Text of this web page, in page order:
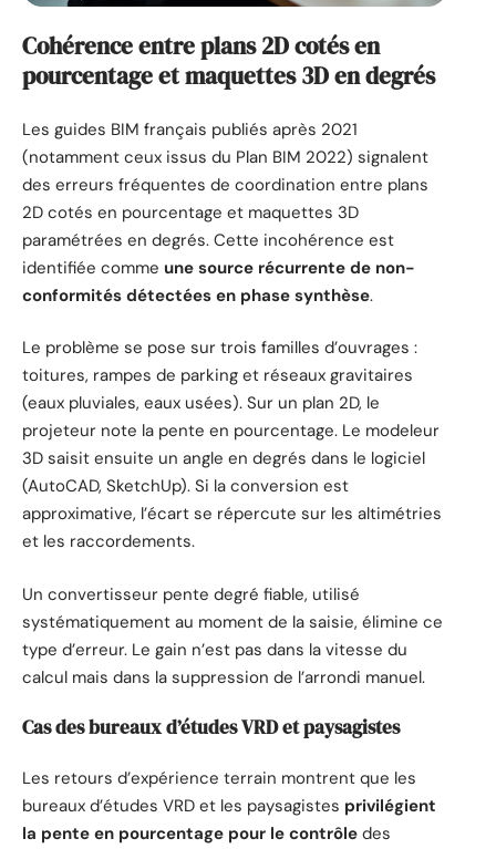
Cohérence entre plans 2D cotés en
pourcentage et maquettes 3D en degrés
Les guides BIM français publiés après 2021
(notamment ceux issus du Plan BIM 2022) signalent
des erreurs fréquentes de coordination entre plans
2D cotés en pourcentage et maquettes 3D
paramétrées en degrés. Cette incohérence est
identifiée comme une source récurrente de non-
conformités détectées en phase synthèse.
Le problème se pose sur trois familles d’ouvrages :
toitures, rampes de parking et réseaux gravitaires
(eaux pluviales, eaux usées). Sur un plan 2D, le
projeteur note la pente en pourcentage. Le modeleur
3D saisit ensuite un angle en degrés dans le logiciel
(AutoCAD, SketchUp). Si la conversion est
approximative, l’écart se répercute sur les altimétries
et les raccordements.
Un convertisseur pente degré fiable, utilisé
systématiquement au moment de la saisie, élimine ce
type d’erreur. Le gain n’est pas dans la vitesse du
calcul mais dans la suppression de l’arrondi manuel.
Cas des bureaux d’études VRD et paysagistes
Les retours d’expérience terrain montrent que les
bureaux d’études VRD et les paysagistes privilégient
la pente en pourcentage pour le contrôle des